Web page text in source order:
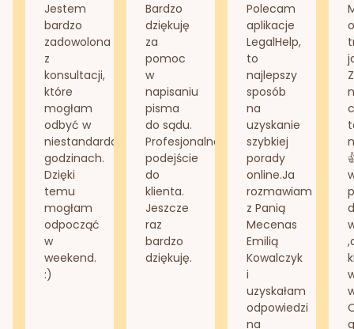
Jestem
bardzo
zadowolona
z
konsultacji,
które
mogłam
odbyć w
niestandardowych
godzinach.
Dzięki
temu
mogłam
odpocząć
w
weekend.
:)
Bardzo
dziękuję
za
pomoc
w
napisaniu
pisma
do sądu.
Profesjonalne
podejście
do
klienta.
Jeszcze
raz
bardzo
dziękuję.
Polecam
aplikacje
LegalHelp,
to
najlepszy
sposób
na
uzyskanie
szybkiej
porady
online.Ja
rozmawiam
z Panią
Mecenas
Emilią
Kowalczyk
i
uzyskałam
odpowiedzi
na